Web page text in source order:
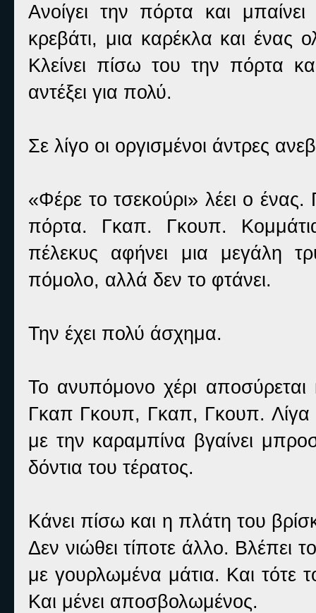
Ανοίγει την πόρτα και
κρεβάτι, μια καρέκλα και ένας
Κλείνει πίσω του την πόρτα
αντέξει για πολύ.
Σε λίγο οι οργισμένοι άντρες
«Φέρε το τσεκούρι» λέει ο
πόρτα. Γκαπ. Γκουπ.
πέλεκυς αφήνει μια μεγάλη
πόμολο, αλλά δεν το φτάνει.
Την έχει πολύ άσχημα.
Το ανυπόμονο χέρι αποσύρεται
Γκαπ Γκουπ, Γκαπ, Γκουπ. Λίγα
με την καραμπίνα βγαίνει
δόντια του τέρατος.
Κάνει πίσω και η πλάτη του
Δεν νιώθει τίποτε άλλο. Βλέπει
με γουρλωμένα μάτια. Και τότε
Και μένει αποσβολωμένος.